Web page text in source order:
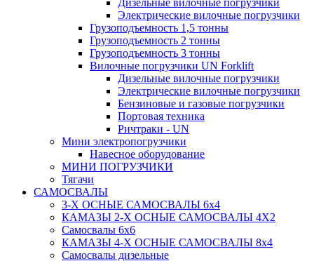
Дизельные вилочные погрузчики
Электрические вилочные погрузчики
Грузоподъемность 1,5 тонны
Грузоподъемность 2 тонны
Грузоподъемность 3 тонны
Вилочные погрузчики UN Forklift
Дизельные вилочные погрузчики
Электрические вилочные погрузчики
Бензиновые и газовые погрузчики
Портовая техника
Ричтраки - UN
Мини электропогрузчики
Навесное оборудование
МИНИ ПОГРУЗЧИКИ
Тягачи
САМОСВАЛЫ
3-Х ОСНЫЕ САМОСВАЛЫ 6x4
КАМАЗЫ 2-Х ОСНЫЕ САМОСВАЛЫ 4Х2
Самосвалы 6x6
КАМАЗЫ 4-X ОСНЫЕ САМОСВАЛЫ 8x4
Самосвалы дизельные